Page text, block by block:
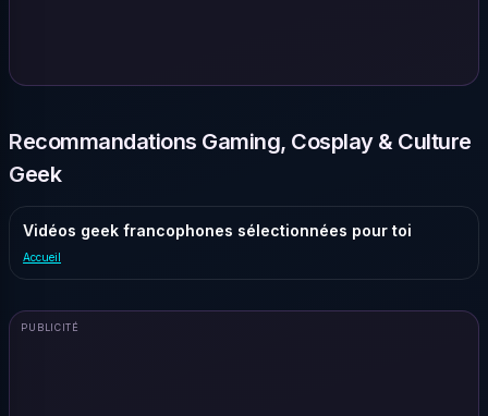
Recommandations Gaming, Cosplay & Culture
Geek
Vidéos geek francophones sélectionnées pour toi
Accueil
PUBLICITÉ